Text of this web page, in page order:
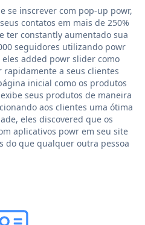
se inscrever com pop-up powr,
contatos em mais de 250%
ter constantly aumentado sua
seguidores utilizando powr
added powr slider como
a seus clientes
inicial como os produtos
seus produtos de maneira
aos clientes uma ótima
eles discovered que os
aplicativos powr em seu site
do que qualquer outra pessoa